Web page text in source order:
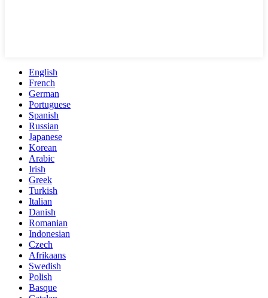
English
French
German
Portuguese
Spanish
Russian
Japanese
Korean
Arabic
Irish
Greek
Turkish
Italian
Danish
Romanian
Indonesian
Czech
Afrikaans
Swedish
Polish
Basque